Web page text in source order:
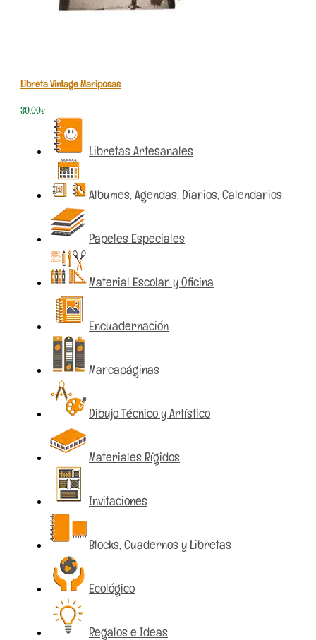
Libreta Vintage Mariposas
30,00€
Libretas Artesanales
Albumes, Agendas, Diarios, Calendarios
Papeles Especiales
Material Escolar y Oficina
Encuadernación
Marcapáginas
Dibujo Técnico y Artístico
Materiales Rígidos
Invitaciones
Blocks, Cuadernos y Libretas
Ecológico
Regalos e Ideas